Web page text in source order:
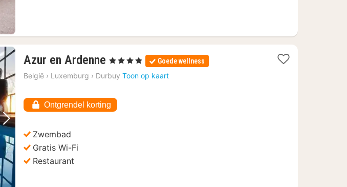
Volgende foto
Azur en Ardenne 1
nacht
vanaf
102,69
€
, 4 Sterren Goede wellness
België › Luxemburg › Durbuy Toon op kaart
Ontgrendel korting
Zwembad
Gratis Wi-Fi
Restaurant